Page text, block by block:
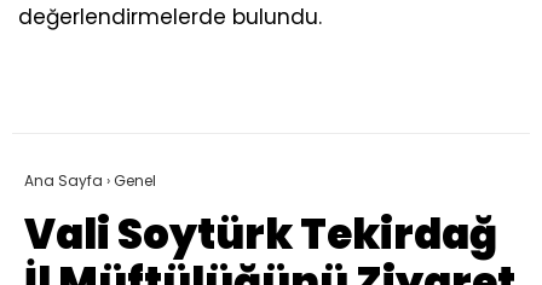
değerlendirmelerde bulundu.
Ana Sayfa ›Genel
Vali Soytürk Tekirdağ